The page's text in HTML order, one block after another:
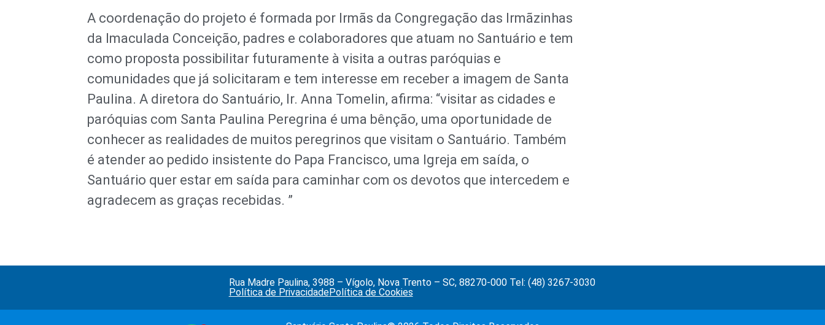
A coordenação do projeto é formada por Irmãs da Congregação das Irmãzinhas
da Imaculada Conceição, padres e colaboradores que atuam no Santuário e tem
como proposta possibilitar futuramente à visita a outras paróquias e
comunidades que já solicitaram e tem interesse em receber a imagem de Santa
Paulina. A diretora do Santuário, Ir. Anna Tomelin, afirma: “visitar as cidades e
paróquias com Santa Paulina Peregrina é uma bênção, uma oportunidade de
conhecer as realidades de muitos peregrinos que visitam o Santuário. Também
é atender ao pedido insistente do Papa Francisco, uma Igreja em saída, o
Santuário quer estar em saída para caminhar com os devotos que intercedem e
agradecem as graças recebidas. ”
Rua Madre Paulina, 3988 – Vígolo, Nova Trento – SC, 88270-000 Tel: (48) 3267-3030
Política de PrivacidadePolítica de Cookies